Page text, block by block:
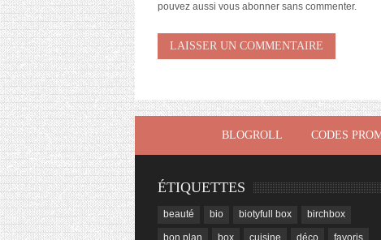
pouvez aussi vous abonner sans commenter.
BLOGROLL CODES
ÉTIQUETTES
beauté bio biotyfull box birchbox